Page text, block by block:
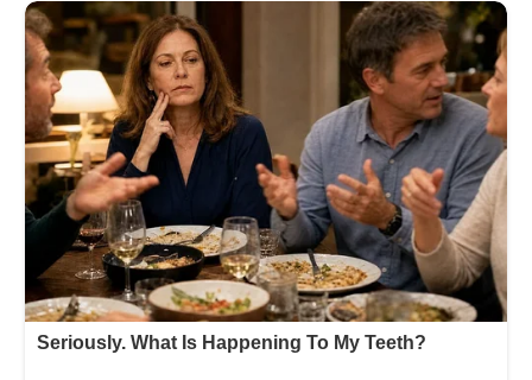
દુલ્હન
બનશે,
20
નવેમ્બરે
પલાશ
મુછલ
સાથે
7
ફેરા
લેશે!